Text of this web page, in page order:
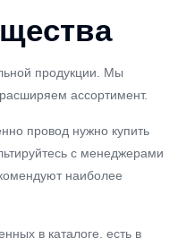
продукции. Мы
ассортимент.
провод нужно купить
с менеджерами
наиболее
в каталоге, есть в